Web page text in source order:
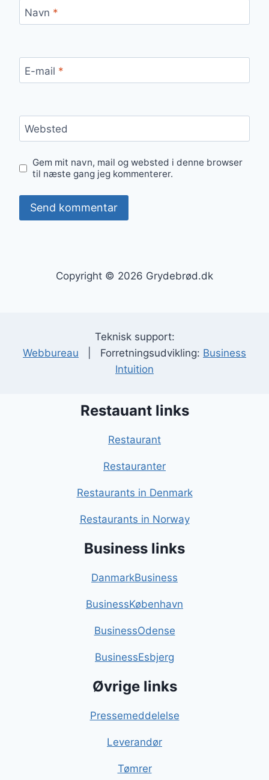
Navn *
E-mail *
Websted
Gem mit navn, mail og websted i denne browser
til næste gang jeg kommenterer.
Copyright © 2026 Grydebrød.dk
Teknisk support:
Webbureau | Forretningsudvikling: Business
Intuition
Restauant links
Restaurant
Restauranter
Restaurants in Denmark
Restaurants in Norway
Business links
DanmarkBusiness
BusinessKøbenhavn
BusinessOdense
BusinessEsbjerg
Øvrige links
Pressemeddelelse
Leverandør
Tømrer